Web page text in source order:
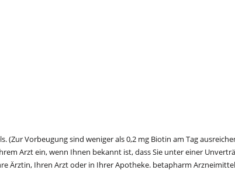
Vorbeugung sind weniger als 0,2 mg Biotin am Tag
Arzt ein, wenn Ihnen bekannt ist, dass Sie unter einer
Ärztin, Ihren Arzt oder in Ihrer Apotheke. betapharm